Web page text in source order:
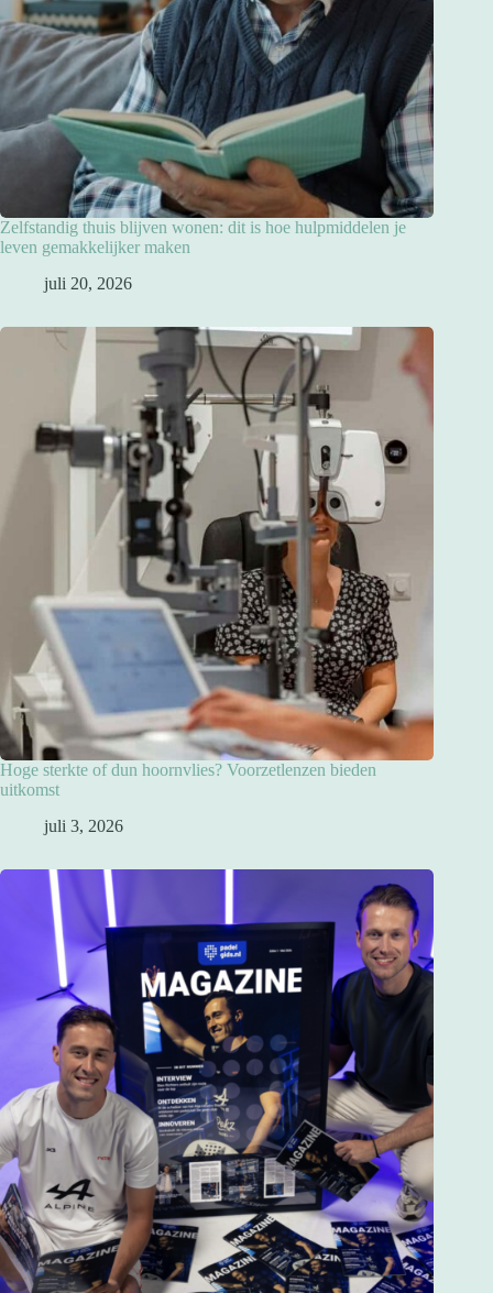
Zelfstandig thuis blijven wonen: dit is hoe hulpmiddelen je
leven gemakkelijker maken
juli 20, 2026
Hoge sterkte of dun hoornvlies? Voorzetlenzen bieden
uitkomst
juli 3, 2026